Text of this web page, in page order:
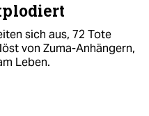
sich aus, 72 Tote
von Zuma-Anhängern,
Leben.